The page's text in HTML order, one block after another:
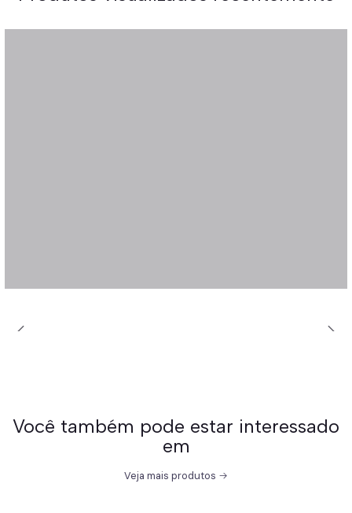
Você também pode estar interessado
em
Veja mais produtos